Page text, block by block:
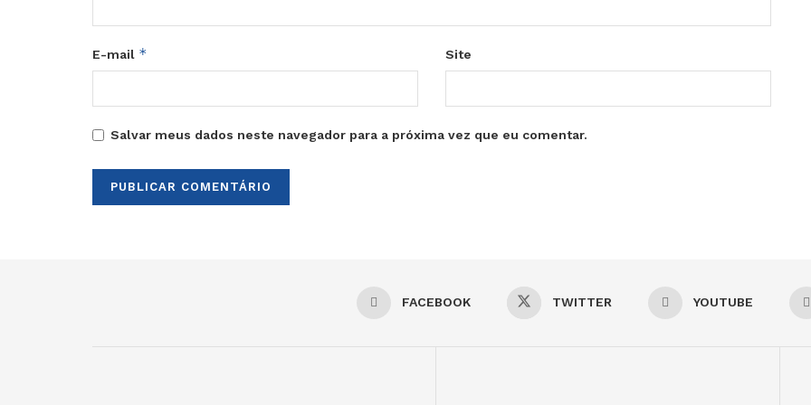
E-mail * Site
Salvar meus dados neste navegador para a próxima vez que eu comentar.
FACEBOOK TWITTER YOUTUBE